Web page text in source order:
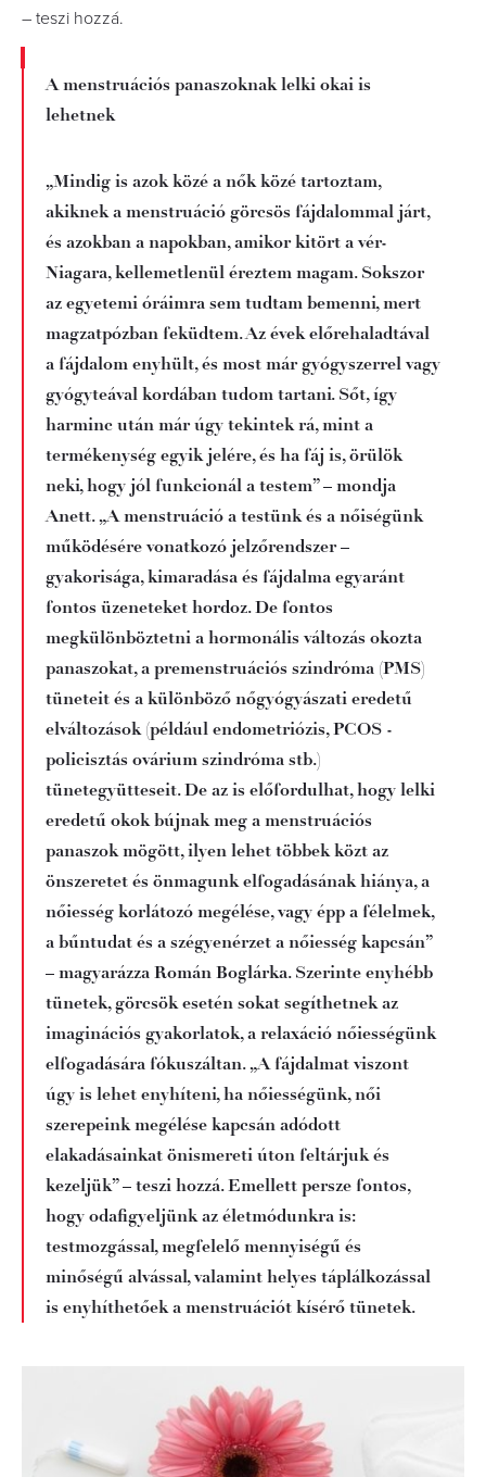
– teszi hozzá.
A menstruációs panaszoknak lelki okai is
lehetnek
„Mindig is azok közé a nők közé tartoztam,
akiknek a menstruáció görcsös fájdalommal járt,
és azokban a napokban, amikor kitört a vér-
Niagara, kellemetlenül éreztem magam. Sokszor
az egyetemi óráimra sem tudtam bemenni, mert
magzatpózban feküdtem. Az évek előrehaladtával
a fájdalom enyhült, és most már gyógyszerrel vagy
gyógyteával kordában tudom tartani. Sőt, így
harminc után már úgy tekintek rá, mint a
termékenység egyik jelére, és ha fáj is, örülök
neki, hogy jól funkcionál a testem” – mondja
Anett. „A menstruáció a testünk és a nőiségünk
működésére vonatkozó jelzőrendszer –
gyakorisága, kimaradása és fájdalma egyaránt
fontos üzeneteket hordoz. De fontos
megkülönböztetni a hormonális változás okozta
panaszokat, a premenstruációs szindróma (PMS)
tüneteit és a különböző nőgyógyászati eredetű
elváltozások (például endometriózis, PCOS -
policisztás ovárium szindróma stb.)
tünetegyütteseit. De az is előfordulhat, hogy lelki
eredetű okok bújnak meg a menstruációs
panaszok mögött, ilyen lehet többek közt az
önszeretet és önmagunk elfogadásának hiánya, a
nőiesség korlátozó megélése, vagy épp a félelmek,
a bűntudat és a szégyenérzet a nőiesség kapcsán”
– magyarázza Román Boglárka. Szerinte enyhébb
tünetek, görcsök esetén sokat segíthetnek az
imaginációs gyakorlatok, a relaxáció nőiességünk
elfogadására fókuszáltan. „A fájdalmat viszont
úgy is lehet enyhíteni, ha nőiességünk, női
szerepeink megélése kapcsán adódott
elakadásainkat önismereti úton feltárjuk és
kezeljük” – teszi hozzá. Emellett persze fontos,
hogy odafigyeljünk az életmódunkra is:
testmozgással, megfelelő mennyiségű és
minőségű alvással, valamint helyes táplálkozással
is enyhíthetőek a menstruációt kísérő tünetek.